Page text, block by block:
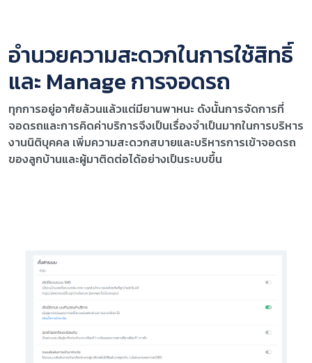
อำนวยความสะดวกในการใช้สิทธิ์
และ Manage การจอดรถ
ทุกการอยู่อาศัยล้วนแล้วแต่มียานพาหนะ ดังนั้นการจัดการที่
จอดรถและการคิดค่าบริการจึงเป็นเรื่องจำเป็นมากในการบริหาร
งานนิติบุคคล เพิ่มความสะดวกสบายและบริหารการเข้าจอดรถ
ของลูกบ้านและผู้มาติดต่อได้อย่างเป็นระบบขึ้น